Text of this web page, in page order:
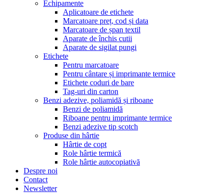
Echipamente
Aplicatoare de etichete
Marcatoare preț, cod și data
Marcatoare de șpan textil
Aparate de închis cutii
Aparate de sigilat pungi
Etichete
Pentru marcatoare
Pentru cântare și imprimante termice
Etichete coduri de bare
Tag-uri din carton
Benzi adezive, poliamidă și riboane
Benzi de poliamidă
Riboane pentru imprimante termice
Benzi adezive tip scotch
Produse din hârtie
Hârtie de copt
Role hârtie termică
Role hârtie autocopiativă
Despre noi
Contact
Newsletter